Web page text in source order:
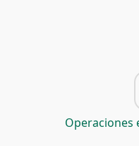
Operaciones